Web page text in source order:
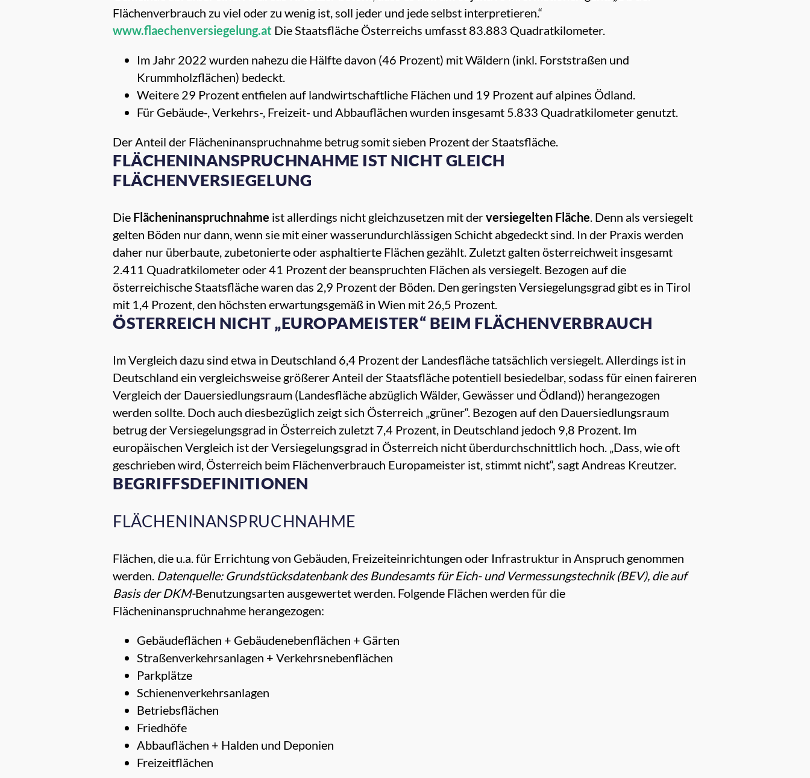
Flächenverbrauch zu viel oder zu wenig ist, soll jeder und jede selbst interpretieren.“
www.flaechenversiegelung.at Die Staatsfläche Österreichs umfasst 83.883 Quadratkilometer.
Im Jahr 2022 wurden nahezu die Hälfte davon (46 Prozent) mit Wäldern (inkl. Forststraßen und
Krummholzflächen) bedeckt.
Weitere 29 Prozent entfielen auf landwirtschaftliche Flächen und 19 Prozent auf alpines Ödland.
Für Gebäude-, Verkehrs-, Freizeit- und Abbauflächen wurden insgesamt 5.833 Quadratkilometer genutzt.
Der Anteil der Flächeninanspruchnahme betrug somit sieben Prozent der Staatsfläche.
FLÄCHENINANSPRUCHNAHME IST NICHT GLEICH
FLÄCHENVERSIEGELUNG
Die Flächeninanspruchnahme ist allerdings nicht gleichzusetzen mit derversiegelten Fläche. Denn als versiegelt
gelten Böden nur dann, wenn sie mit einer wasserundurchlässigen Schicht abgedeckt sind. In der Praxis werden
daher nur überbaute, zubetonierte oder asphaltierte Flächen gezählt. Zuletzt galten österreichweit insgesamt
2.411 Quadratkilometer oder 41 Prozent der beanspruchten Flächen als versiegelt. Bezogen auf die
österreichische Staatsfläche waren das 2,9 Prozent der Böden. Den geringsten Versiegelungsgrad gibt es in Tirol
mit 1,4 Prozent, den höchsten erwartungsgemäß in Wien mit 26,5 Prozent.
ÖSTERREICH NICHT „EUROPAMEISTER“ BEIM FLÄCHENVERBRAUCH
Im Vergleich dazu sind etwa in Deutschland 6,4 Prozent der Landesfläche tatsächlich versiegelt. Allerdings ist in
Deutschland ein vergleichsweise größerer Anteil der Staatsfläche potentiell besiedelbar, sodass für einen faireren
Vergleich der Dauersiedlungsraum (Landesfläche abzüglich Wälder, Gewässer und Ödland)) herangezogen
werden sollte. Doch auch diesbezüglich zeigt sich Österreich „grüner“. Bezogen auf den Dauersiedlungsraum
betrug der Versiegelungsgrad in Österreich zuletzt 7,4 Prozent, in Deutschland jedoch 9,8 Prozent. Im
europäischen Vergleich ist der Versiegelungsgrad in Österreich nicht überdurchschnittlich hoch. „Dass, wie oft
geschrieben wird, Österreich beim Flächenverbrauch Europameister ist, stimmt nicht“, sagt Andreas Kreutzer.
BEGRIFFSDEFINITIONEN
FLÄCHENINANSPRUCHNAHME
Flächen, die u.a. für Errichtung von Gebäuden, Freizeiteinrichtungen oder Infrastruktur in Anspruch genommen
werden. Datenquelle: Grundstücksdatenbank des Bundesamts für Eich- und Vermessungstechnik (BEV), die auf
Basis der DKM-Benutzungsarten ausgewertet werden. Folgende Flächen werden für die
Flächeninanspruchnahme herangezogen:
Gebäudeflächen + Gebäudenebenflächen + Gärten
Straßenverkehrsanlagen + Verkehrsnebenflächen
Parkplätze
Schienenverkehrsanlagen
Betriebsflächen
Friedhöfe
Abbauflächen + Halden und Deponien
Freizeitflächen